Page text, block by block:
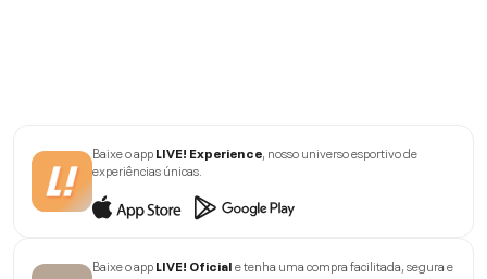
Baixe o appLIVE! Experience, nosso universo esportivo de
experiências únicas.
Baixe o appLIVE! Oficiale tenha uma compra facilitada, segura e